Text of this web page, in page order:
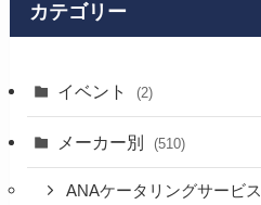
カテゴリー
イベント (2)
メーカー別 (510)
ANAケータリングサービス